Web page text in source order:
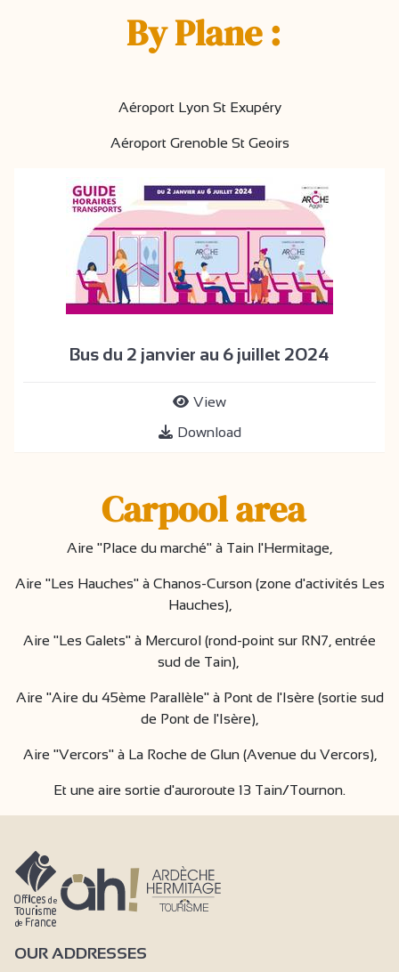
By Plane :
Aéroport Lyon St Exupéry
Aéroport Grenoble St Geoirs
Bus du 2 janvier au 6 juillet 2024
View
Download
Carpool area
Aire "Place du marché" à Tain l'Hermitage,
Aire "Les Hauches" à Chanos-Curson (zone d'activités Les
Hauches),
Aire "Les Galets" à Mercurol (rond-point sur RN7, entrée
sud de Tain),
Aire "Aire du 45ème Parallèle" à Pont de l'Isère (sortie sud
de Pont de l'Isère),
Aire "Vercors" à La Roche de Glun (Avenue du Vercors),
Et une aire sortie d'auroroute 13 Tain/Tournon.
OUR ADDRESSES